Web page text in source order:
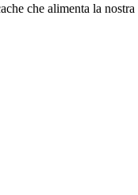
che alimenta la